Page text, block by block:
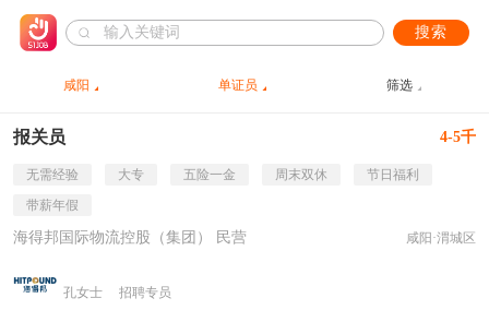
搜索
咸阳 单证员 筛选
报关员 4-5千
无需经验 大专 五险一金 周末双休
节日福利
带薪年假
海得邦国际物流控股（集团） 民营 咸阳·渭城区
孔女士 招聘专员